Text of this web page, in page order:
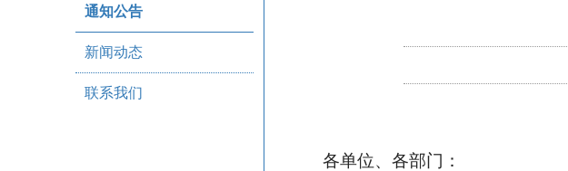
通知公告
新闻动态
联系我们
各单位、各部门：